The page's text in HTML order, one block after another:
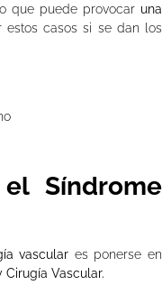
que puede provocar una
estos casos si se dan los
Síndrome
vascular es ponerse en
Cirugía Vascular.